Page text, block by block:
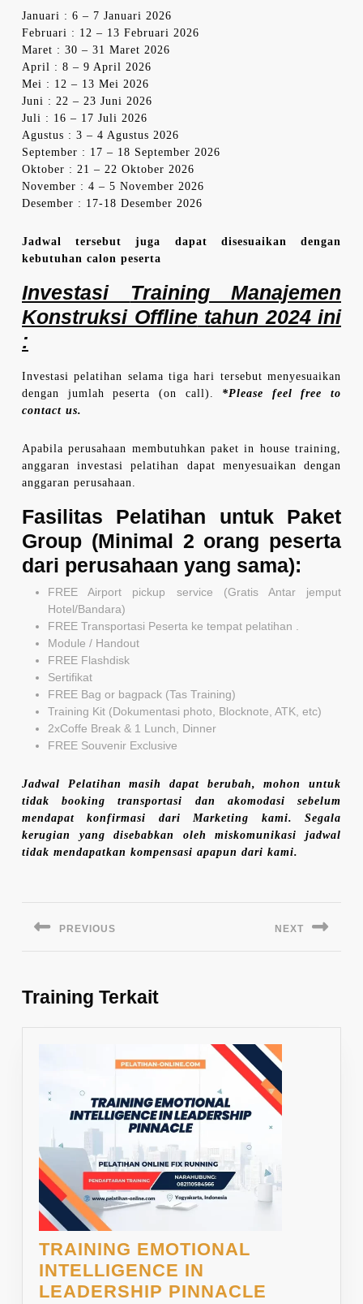
Januari : 6 – 7 Januari 2026
Februari : 12 – 13 Februari 2026
Maret : 30 – 31 Maret 2026
April : 8 – 9 April 2026
Mei : 12 – 13 Mei 2026
Juni : 22 – 23 Juni 2026
Juli : 16 – 17 Juli 2026
Agustus : 3 – 4 Agustus 2026
September : 17 – 18 September 2026
Oktober : 21 – 22 Oktober 2026
November : 4 – 5 November 2026
Desember : 17-18 Desember 2026
Jadwal tersebut juga dapat disesuaikan dengan
kebutuhan calon peserta
Investasi
Training Manajemen
Konstruksi Offlinetahun 2024 ini
:
Investasi pelatihan selama tiga hari tersebut menyesuaikan
dengan jumlah peserta (on call). *Please feel free to
contact us.
Apabila perusahaan membutuhkan paket in house training,
anggaran investasi pelatihan dapat menyesuaikan dengan
anggaran perusahaan.
Fasilitas Pelatihan untuk Paket
Group (Minimal 2 orang peserta
dari perusahaan yang sama):
FREE Airport pickup service (Gratis Antar jemput
Hotel/Bandara)
FREE Transportasi Peserta ke tempat pelatihan .
Module / Handout
FREE Flashdisk
Sertifikat
FREE Bag or bagpack (Tas Training)
Training Kit (Dokumentasi photo, Blocknote, ATK, etc)
2xCoffe Break & 1 Lunch, Dinner
FREE Souvenir Exclusive
Jadwal Pelatihan masih dapat berubah, mohon untuk
tidak booking transportasi dan akomodasi sebelum
mendapat konfirmasi dari Marketing kami. Segala
kerugian yang disebabkan oleh miskomunikasi jadwal
tidak mendapatkan kompensasi apapun dari kami.
PREVIOUS NEXT
Training Terkait
TRAINING EMOTIONAL
INTELLIGENCE IN
LEADERSHIP PINNACLE